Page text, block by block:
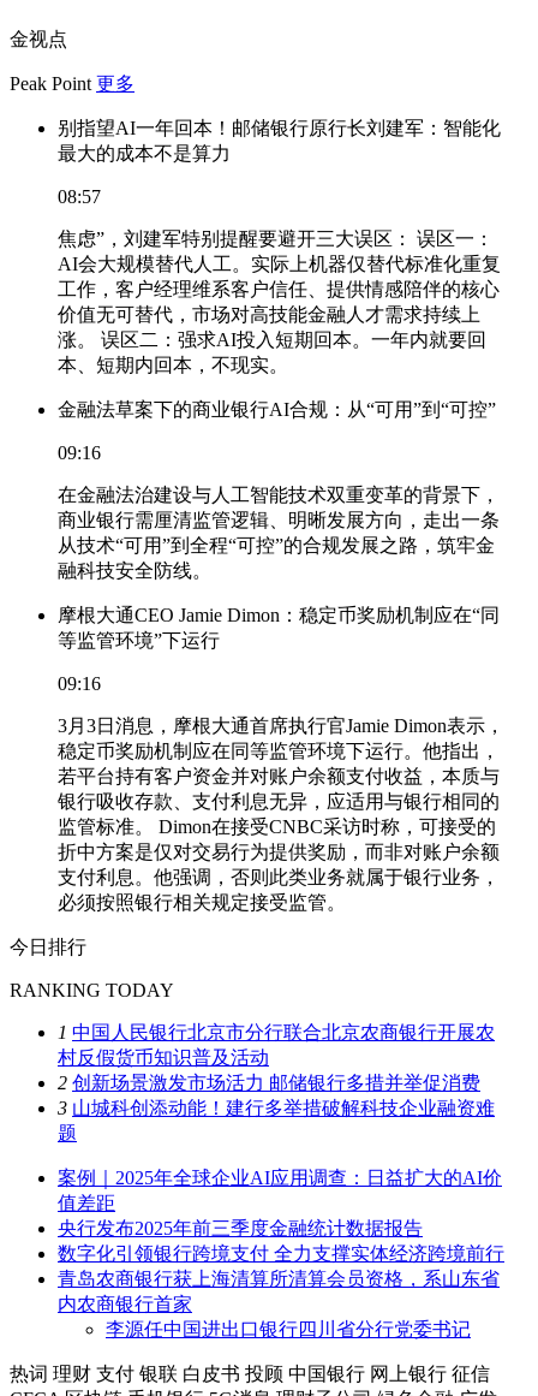
金视点
Peak Point 更多
别指望AI一年回本！邮储银行原行长刘建军：智能化
最大的成本不是算力
08:57
焦虑”，刘建军特别提醒要避开三大误区： 误区一：
AI会大规模替代人工。实际上机器仅替代标准化重复
工作，客户经理维系客户信任、提供情感陪伴的核心
价值无可替代，市场对高技能金融人才需求持续上
涨。 误区二：强求AI投入短期回本。一年内就要回
本、短期内回本，不现实。
金融法草案下的商业银行AI合规：从“可用”到“可控”
09:16
在金融法治建设与人工智能技术双重变革的背景下，
商业银行需厘清监管逻辑、明晰发展方向，走出一条
从技术“可用”到全程“可控”的合规发展之路，筑牢金
融科技安全防线。
摩根大通CEO Jamie Dimon：稳定币奖励机制应在“同
等监管环境”下运行
09:16
3月3日消息，摩根大通首席执行官Jamie Dimon表示，
稳定币奖励机制应在同等监管环境下运行。他指出，
若平台持有客户资金并对账户余额支付收益，本质与
银行吸收存款、支付利息无异，应适用与银行相同的
监管标准。 Dimon在接受CNBC采访时称，可接受的
折中方案是仅对交易行为提供奖励，而非对账户余额
支付利息。他强调，否则此类业务就属于银行业务，
必须按照银行相关规定接受监管。
今日排行
RANKING TODAY
1 中国人民银行北京市分行联合北京农商银行开展农
村反假货币知识普及活动
2 创新场景激发市场活力 邮储银行多措并举促消费
3 山城科创添动能！建行多举措破解科技企业融资难
题
案例｜2025年全球企业AI应用调查：日益扩大的AI价
值差距
央行发布2025年前三季度金融统计数据报告
数字化引领银行跨境支付 全力支撑实体经济跨境前行
青岛农商银行获上海清算所清算会员资格，系山东省
内农商银行首家
李源任中国进出口银行四川省分行党委书记
热词 理财 支付 银联 白皮书 投顾 中国银行 网上银行 征信